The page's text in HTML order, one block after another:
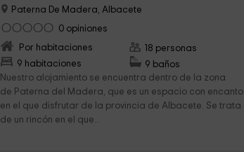
Paterna De Madera, Albacete
0 opiniones
Por habitaciones
9 habitaciones
18 personas
9 baños
Nuestro alojamiento se encuentra dentro de la zona
de Paterna del Madera, que es un espacio con encanto
en el que disfrutar de la provincia de Albacete. Se trata
de un rincón en el que...